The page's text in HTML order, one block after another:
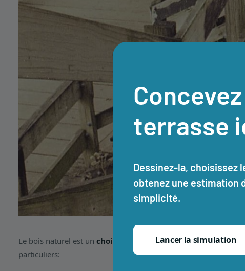
Le bois naturel est un choix classique et intemporel,
particuliers:
terrasse
Dessinez-la, choisissez
obtenez une estimation
simplicité.
Lancer la simulation